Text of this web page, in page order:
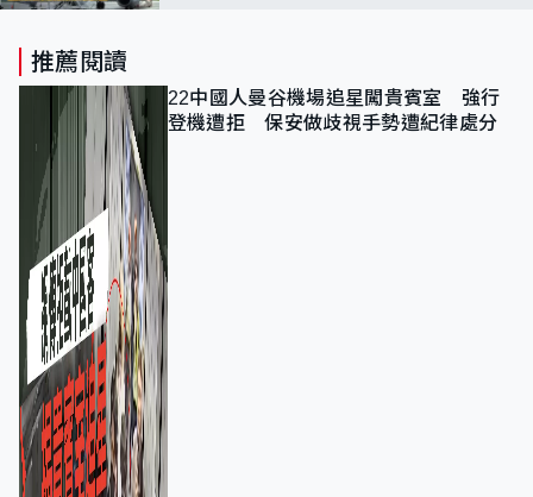
推薦閱讀
22中國人曼谷機場追星闖貴賓室 強行
登機遭拒 保安做歧視手勢遭紀律處分